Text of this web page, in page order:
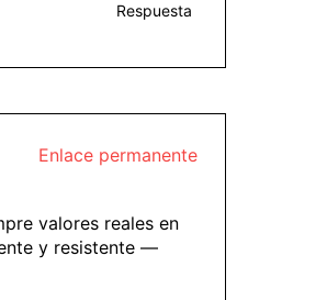
Respuesta
Enlace permanente
valores reales en
y resistente —